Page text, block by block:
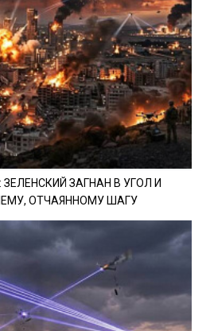
ЗАГНАН В УГОЛ И
ОТЧАЯННОМУ ШАГУ